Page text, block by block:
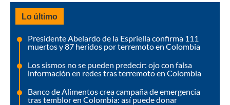
Lo último
Presidente Abelardo de la Espriella confirma 111
muertos y 87 heridos por terremoto en Colombia
Los sismos no se pueden predecir: ojo con falsa
información en redes tras terremoto en Colombia
Banco de Alimentos crea campaña de emergencia
tras temblor en Colombia: así puede donar